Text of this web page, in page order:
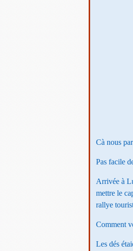
Cà nous
Pas facile
Arrivée à
mettre le
rallye
Comment
Les dés